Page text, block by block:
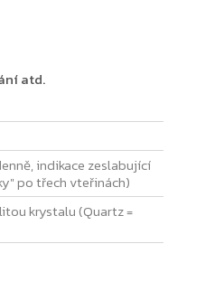
atd.
indikace zeslabující
po třech vteřinách)
krystalu (Quartz =